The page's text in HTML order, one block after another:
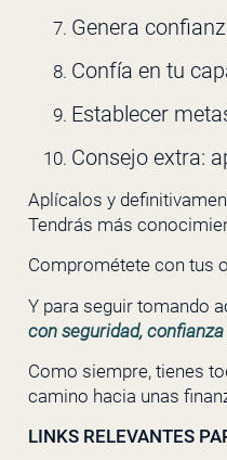
Genera
Confía en tu
Establecer
Consejo extra:
Aplícalos y
Tendrás más
Comprométete con tus
Y para seguir tomando
con seguridad, confianza
Como siempre, tienes
camino hacia unas
LINKS RELEVANTES